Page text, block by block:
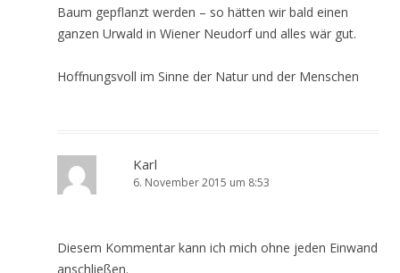
Baum gepflanzt werden – so hätten wir bald einen
ganzen Urwald in Wiener Neudorf und alles wär gut.
Hoffnungsvoll im Sinne der Natur und der Menschen
Karl
6. November 2015 um 8:53
Diesem Kommentar kann ich mich ohne jeden Einwand
anschließen.